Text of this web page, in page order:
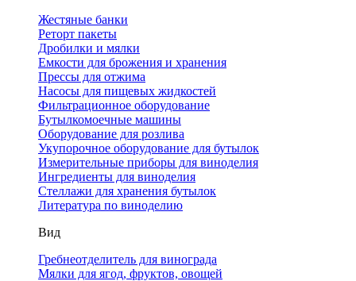
Жестяные банки
Реторт пакеты
Дробилки и мялки
Емкости для брожения и хранения
Прессы для отжима
Насосы для пищевых жидкостей
Фильтрационное оборудование
Бутылкомоечные машины
Оборудование для розлива
Укупорочное оборудование для бутылок
Измерительные приборы для виноделия
Ингредиенты для виноделия
Стеллажи для хранения бутылок
Литература по виноделию
Вид
Гребнеотделитель для винограда
Мялки для ягод, фруктов, овощей